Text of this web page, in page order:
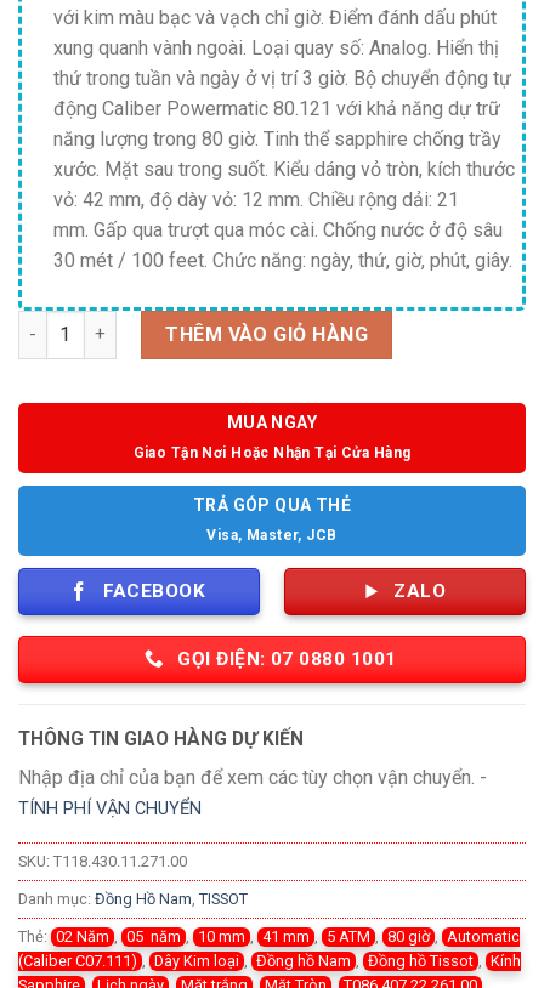
với kim màu bạc và vạch chỉ giờ. Điểm đánh dấu phút
xung quanh vành ngoài. Loại quay số: Analog. Hiển thị
thứ trong tuần và ngày ở vị trí 3 giờ. Bộ chuyển động tự
động Caliber Powermatic 80.121 với khả năng dự trữ
năng lượng trong 80 giờ. Tinh thể sapphire chống trầy
xước. Mặt sau trong suốt. Kiểu dáng vỏ tròn, kích thước
vỏ: 42 mm, độ dày vỏ: 12 mm. Chiều rộng dải: 21
mm. Gấp qua trượt qua móc cài. Chống nước ở độ sâu
30 mét / 100 feet. Chức năng: ngày, thứ, giờ, phút, giây.
Số lượng THÊM VÀO GIỎ HÀNG
MUA NGAY
Giao Tận Nơi Hoặc Nhận Tại Cửa Hàng
TRẢ GÓP QUA THẺ
Visa, Master, JCB
FACEBOOK ZALO
GỌI ĐIỆN: 07 0880 1001
THÔNG TIN GIAO HÀNG DỰ KIẾN
Nhập địa chỉ của bạn để xem các tùy chọn vận chuyển. -
TÍNH PHÍ VẬN CHUYỂN
SKU: T118.430.11.271.00
Danh mục: Đồng Hồ Nam, TISSOT
Thẻ: 02 Năm , 05 năm , 10 mm , 41 mm , 5 ATM , 80 giờ , Automatic
(Caliber C07.111) , Dây Kim loại , Đồng hồ Nam , Đồng hồ Tissot , Kính